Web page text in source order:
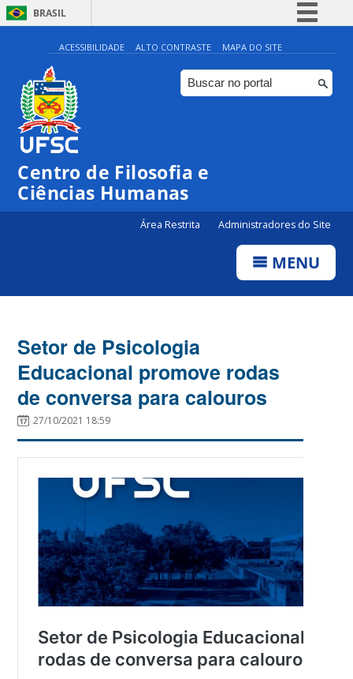
BRASIL
Simplifique!
Comunica BR
Participe
ACESSIBILIDADE ALTO CONTRASTE MAPA DO SITE
Centro de Filosofia e
Ciências Humanas
Área Restrita Administradores do Site
MENU
Setor de Psicologia
Educacional promove rodas
de conversa para calouros
27/10/2021 18:59